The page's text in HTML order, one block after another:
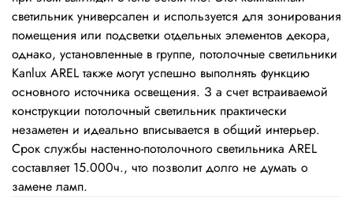
светильник универсален и используется для зонирования
помещения или подсветки отдельных элементов декора,
однако, установленные в группе, потолочные светильники
Kanlux AREL также могут успешно выполнять функцию
основного источника освещения. З а счет встраиваемой
конструкции потолочный светильник практически
незаметен и идеально вписывается в общий интерьер.
Срок службы настенно-потолочного светильника AREL
составляет 15.000ч., что позволит долго не думать о
замене ламп.